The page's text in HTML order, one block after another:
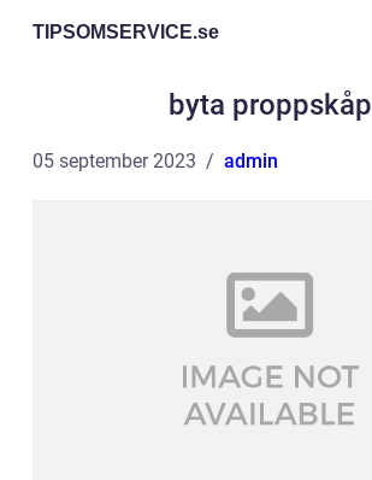
TIPSOMSERVICE.se
byta proppskåp
05 september 2023 admin